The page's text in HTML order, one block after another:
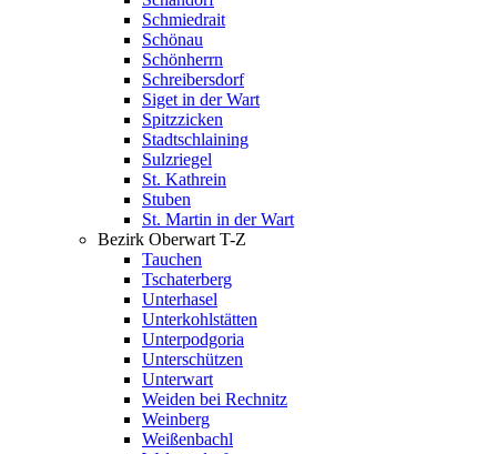
Schmiedrait
Schönau
Schönherrn
Schreibersdorf
Siget in der Wart
Spitzzicken
Stadtschlaining
Sulzriegel
St. Kathrein
Stuben
St. Martin in der Wart
Bezirk Oberwart T-Z
Tauchen
Tschaterberg
Unterhasel
Unterkohlstätten
Unterpodgoria
Unterschützen
Unterwart
Weiden bei Rechnitz
Weinberg
Weißenbachl